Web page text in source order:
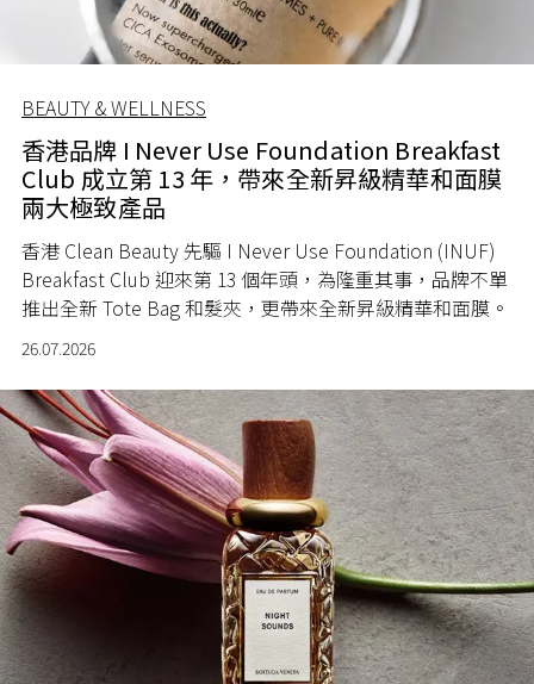
BEAUTY & WELLNESS
香港品牌 I Never Use Foundation Breakfast
Club 成立第 13 年，帶來全新昇級精華和面膜
兩大極致產品
香港 Clean Beauty 先驅 I Never Use Foundation (INUF)
Breakfast Club 迎來第 13 個年頭，為隆重其事，品牌不單
推出全新 Tote Bag 和髮夾，更帶來全新昇級精華和面膜。
26.07.2026